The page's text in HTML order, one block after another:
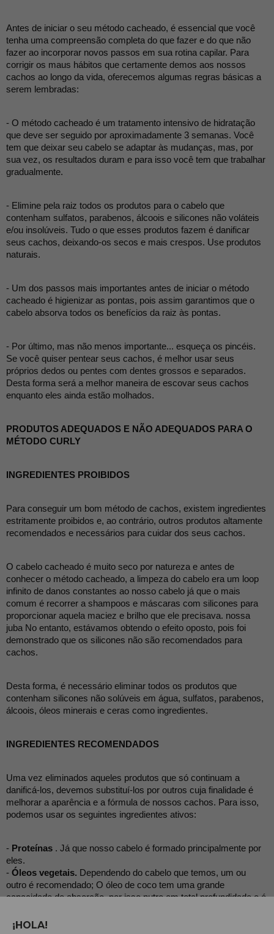
Antes de iniciar o seu método cacheado, é essencial que você
tenha uma compreensão completa do que fazer e do que não
fazer ao incorporar novos passos em sua rotina capilar. Para
corrigir os maus hábitos que certamente demos aos nossos
cachos ao longo da vida, oferecemos algumas regras básicas a
serem lembradas:
- O método cacheado é um tratamento intensivo de hidratação
que deve ser seguido por aproximadamente 3 semanas. Você
tem que deixar seu cabelo se adaptar às mudanças, mas, por
sua vez, os resultados duram e para isso você tem que trabalhar
gradualmente.
- Elimine pela raiz todos os produtos para o cabelo que
contenham sulfatos, parabenos, álcoois e silicones não voláteis
e/ou insolúveis. Tudo o que esses produtos fazem é danificar
seus cachos, deixando-os secos e mais crespos. Use produtos
naturais.
- Um dos passos mais importantes antes de iniciar o método
cacheado é higienizar as pontas, pois assim garantimos que o
cabelo absorva todos os benefícios da raiz às pontas.
- Por último, mas não menos importante... esqueça os pincéis.
Se você quiser pentear seus cachos, é melhor usar seus
próprios dedos ou pentes com dentes grossos e separados.
Desta forma será a melhor maneira de escovar seus cachos
enquanto eles ainda estão molhados.
PRODUTOS ADEQUADOS E NÃO ADEQUADOS PARA O
MÉTODO CURLY
INGREDIENTES PROIBIDOS
Para conseguir um bom método de cachos, existem ingredientes
estritamente proibidos e, ao contrário, outros produtos altamente
recomendados e necessários para cuidar dos seus cachos.
O cabelo cacheado é muito seco por natureza e antes de
conhecer o método cacheado, a limpeza do cabelo era um loop
infinito de danos constantes ao nosso cabelo já que o mais
comum é recorrer a shampoos e máscaras com silicones para
proporcionar aquela maciez e brilho que ele precisava. nossa
juba No entanto, estávamos obtendo o efeito oposto, pois foi
demonstrado que os silicones não são recomendados para
cachos.
Desta forma, é necessário eliminar todos os produtos que
contenham silicones não solúveis em água, sulfatos, parabenos,
álcoois, óleos minerais e ceras como ingredientes.
INGREDIENTES RECOMENDADOS
Uma vez eliminados aqueles produtos que só continuam a
danificá-los, devemos substituí-los por outros cuja finalidade é
melhorar a aparência e a fórmula de nossos cachos. Para isso,
podemos usar os seguintes ingredientes ativos:
- Proteínas . Já que nosso cabelo é formado principalmente por
eles.
- Óleos vegetais. Dependendo do cabelo que temos, um ou
outro é recomendado; O óleo de coco tem uma grande
capacidade de absorção, por isso nutre em total profundidade e é
óleo de jojoba.
¡HOLA!